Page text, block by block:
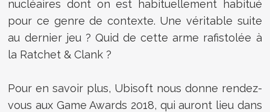
nucléaires dont on est habituellement habitué
pour ce genre de contexte. Une véritable suite
au dernier jeu ? Quid de cette arme rafistolée à
la Ratchet & Clank ?
Pour en savoir plus, Ubisoft nous donne rendez-
vous aux Game Awards 2018, qui auront lieu dans